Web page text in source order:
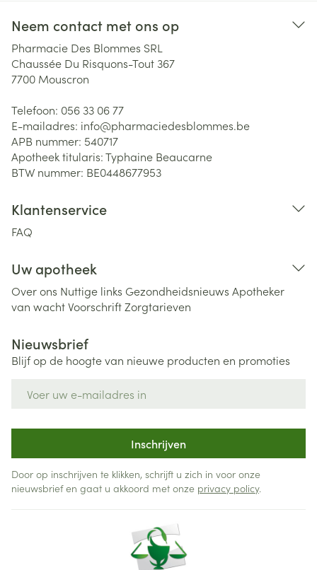
Neem contact met ons op
Pharmacie Des Blommes SRL
Chaussée Du Risquons-Tout 367
7700 Mouscron
Telefoon: 056 33 06 77
E-mailadres: info@pharmaciedesblommes.be
APB nummer: 540717
Apotheek titularis:Typhaine Beaucarne
BTW nummer: BE0448677953
Klantenservice
FAQ
Uw apotheek
Over ons Nuttige links Gezondheidsnieuws Apotheker
van wachtVoorschriftZorgtarieven
Nieuwsbrief
Blijf op de hoogte van nieuwe producten en promoties
Inschrijven
Door op inschrijven te klikken, schrijft u zich in voor onze
nieuwsbrief en gaat u akkoord met onze privacy policy.